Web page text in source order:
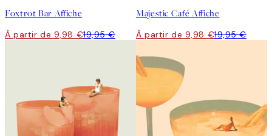
Foxtrot Bar Affiche
À partir de 9,98 €19,95 €
Majestic Café Affiche
À partir de 9,98 €19,95 €